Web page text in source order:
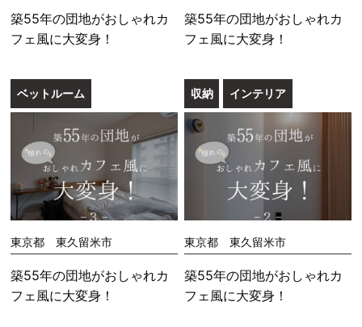
築55年の団地がおしゃれカ
フェ風に大変身！
築55年の団地がおしゃれカ
フェ風に大変身！
ベットルーム
東京都 東久留米市
築55年の団地がおしゃれカ
フェ風に大変身！
収納 インテリア
東京都 東久留米市
築55年の団地がおしゃれカ
フェ風に大変身！